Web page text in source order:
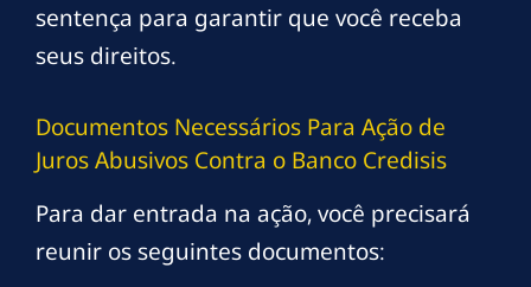
sentença para garantir que você receba
seus direitos.
Documentos Necessários Para Ação de
Juros Abusivos Contra o Banco Credisis
Para dar entrada na ação, você precisará
reunir os seguintes documentos: